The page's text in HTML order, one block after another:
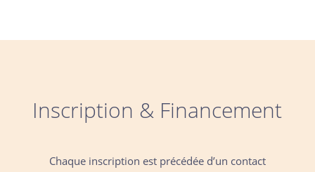
Inscription & Financement
Chaque inscription est précédée d’un contact